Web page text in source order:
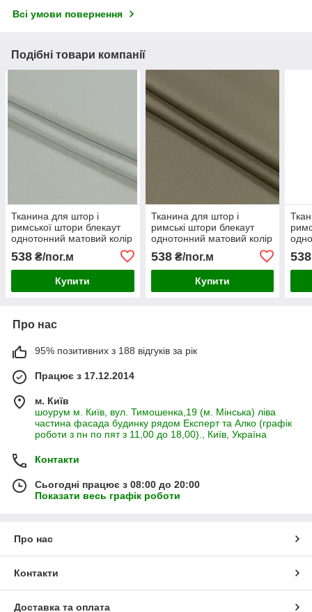
Всі умови повернення
Подібні товари компанії
Тканина для штор і
римської штори блекаут
однотонний матовий колір
538 ₴/пог.м
Купити
Тканина для штор і
римські штори блекаут
однотонний матовий колір
538₴/пог.м
Купити
538
Про нас
95% позитивних з 188 відгуків за рік
Працює з 17.12.2014
м. Київ
шоурум м. Київ, вул. Тимошенка,19 (м. Мінська) ліва
частина фасада будинку рядом Експерт та Алко (графік
роботи з пн по пят з 11,00 до 18,00)., Київ, Україна
Контакти
Сьогодні працює з 08:00 до 20:00
Показати весь графік роботи
Про нас
Контакти
Доставка та оплата